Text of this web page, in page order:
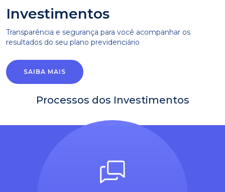
Investimentos
Transparência e segurança para você acompanhar os
resultados do seu plano previdenciário
SAIBA MAIS
Processos dos Investimentos